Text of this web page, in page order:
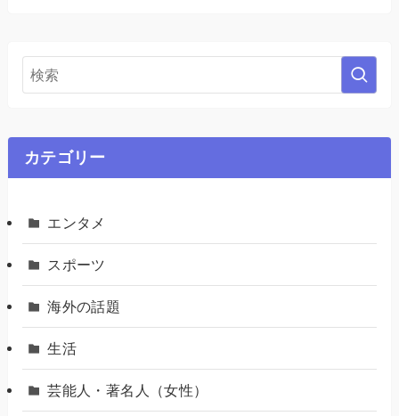
カテゴリー
エンタメ
スポーツ
海外の話題
生活
芸能人・著名人（女性）